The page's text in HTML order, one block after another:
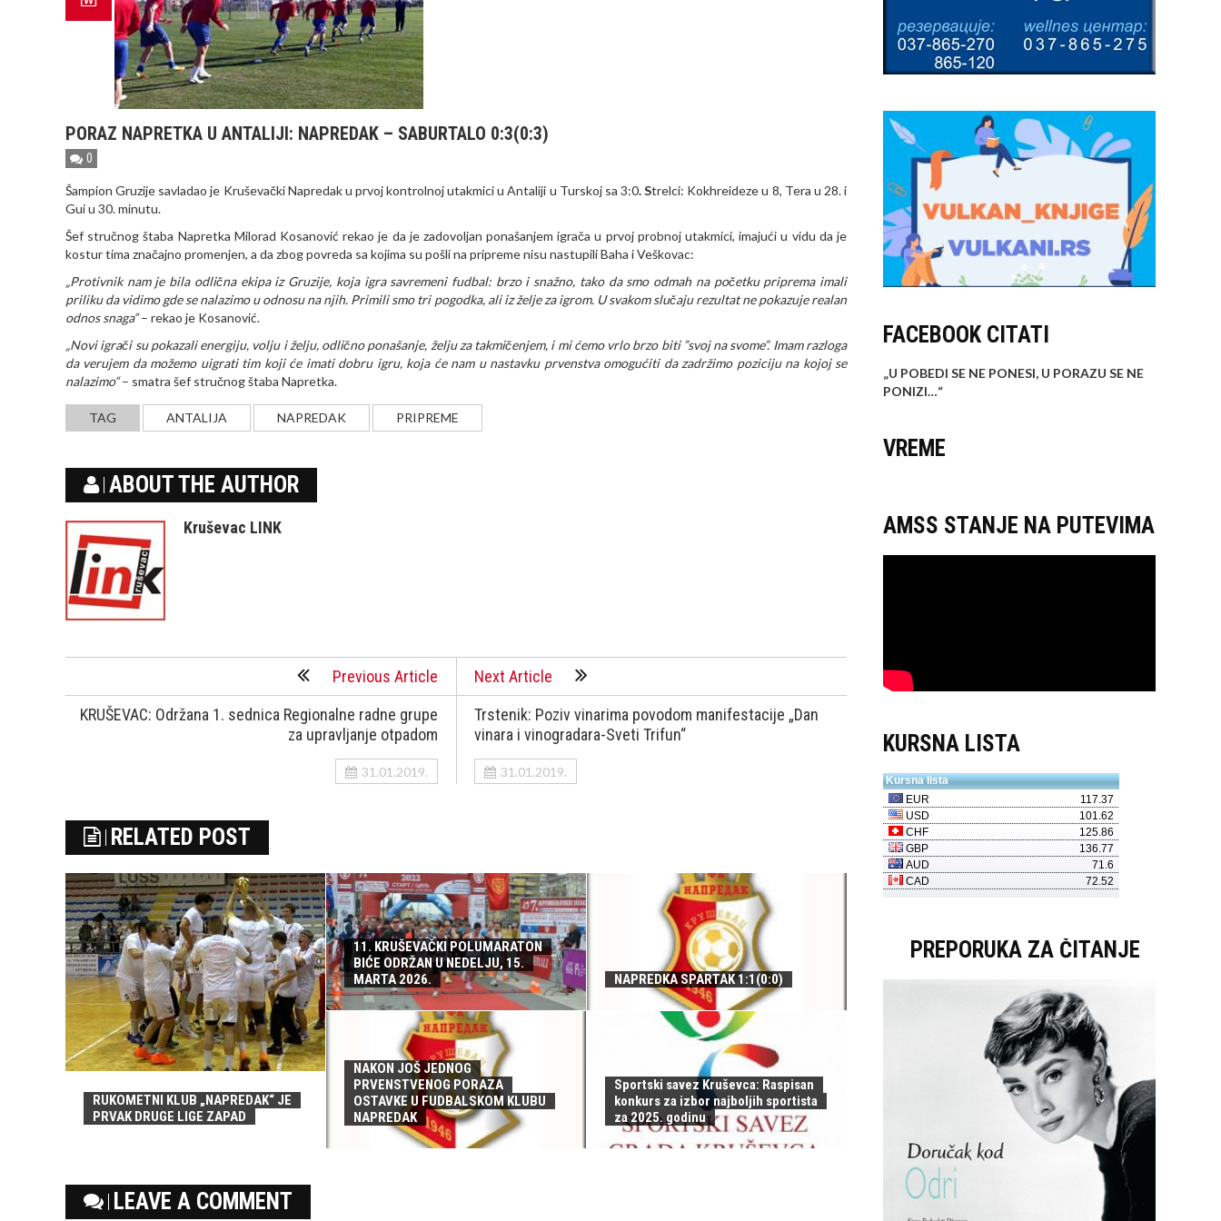
PORAZ NAPRETKA U ANTALIJI: NAPREDAK – SABURTALO 0:3(0:3)
0
Šampion Gruzije savladao je Kruševački Napredak u prvoj kontrolnoj utakmici u Antaliji u Turskoj sa 3:0. Strelci: Kokhreideze u 8, Tera u 28. i
Gui u 30. minutu.
Šef stručnog štaba Napretka Milorad Kosanović rekao je da je zadovoljan ponašanjem igrača u prvoj probnoj utakmici, imajući u vidu da je
kostur tima značajno promenjen, a da zbog povreda sa kojima su pošli na pripreme nisu nastupili Baha i Veškovac:
„Protivnik nam je bila odlična ekipa iz Gruzije, koja igra savremeni fudbal: brzo i snažno, tako da smo odmah na početku priprema imali
priliku da vidimo gde se nalazimo u odnosu na njih. Primili smo tri pogodka, ali iz želje za igrom. U svakom slučaju rezultat ne pokazuje realan
odnos snaga“– rekao je Kosanović.
„Novi igrači su pokazali energiju, volju i želju, odlično ponašanje, želju za takmičenjem, i mi ćemo vrlo brzo biti ”svoj na svome”. Imam razloga
da verujem da možemo uigrati tim koji će imati dobru igru, koja će nam u nastavku prvenstva omogućiti da zadržimo poziciju na kojoj se
nalazimo“– smatra šef stručnog štaba Napretka.
TAG ANTALIJA NAPREDAK PRIPREME
ABOUT THE AUTHOR
Kruševac LINK
Previous Article
KRUŠEVAC: Održana 1. sednica Regionalne radne grupe
za upravljanje otpadom
31.01.2019.
Next Article
Trstenik: Poziv vinarima povodom manifestacije „Dan
vinara i vinogradara-Sveti Trifun“
31.01.2019.
RELATED POST
RUKOMETNI KLUB „NAPREDAK“ JE
PRVAK DRUGE LIGE ZAPAD
11. KRUŠEVAČKI POLUMARATON
BIĆE ODRŽAN U NEDELJU, 15.
MARTA 2026.
NAPREDKA SPARTAK 1:1(0:0)
NAKON JOŠ JEDNOG
PRVENSTVENOG PORAZA
OSTAVKE U FUDBALSKOM KLUBU
NAPREDAK
Sportski savez Kruševca: Raspisan
konkurs za izbor najboljih sportista
za 2025. godinu
LEAVE A COMMENT
FACEBOOK CITATI
„U POBEDI SE NE PONESI, U PORAZU SE NE
PONIZI…“
VREME
AMSS STANJE NA PUTEVIMA
KURSNA LISTA
PREPORUKA ZA ČITANJE